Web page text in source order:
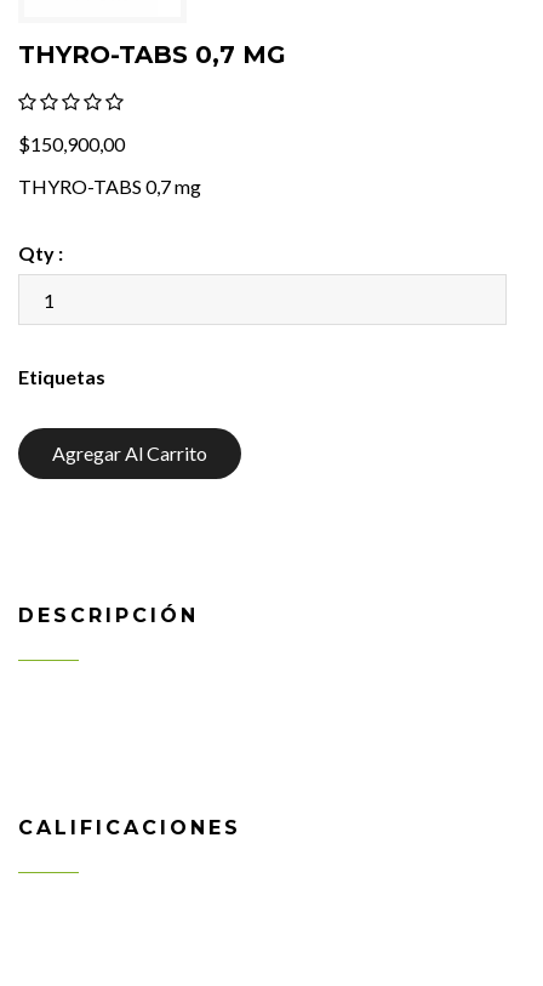
THYRO-TABS 0,7 MG
$150,900,00
THYRO-TABS 0,7 mg
Qty :
Etiquetas
Agregar Al Carrito
DESCRIPCIÓN
CALIFICACIONES